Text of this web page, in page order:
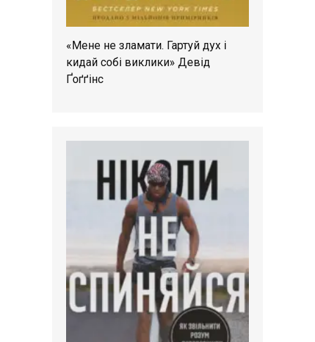
«Мене не зламати. Гартуй дух і
кидай собі виклики» Девід
Ґоґґінс